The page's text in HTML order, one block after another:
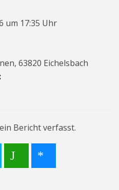
um 17:35 Uhr
63820 Eichelsbach
Bericht verfasst.